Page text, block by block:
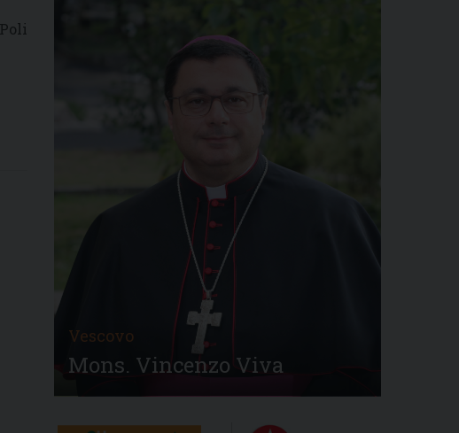
Vescovo
Mons. Vincenzo Viva